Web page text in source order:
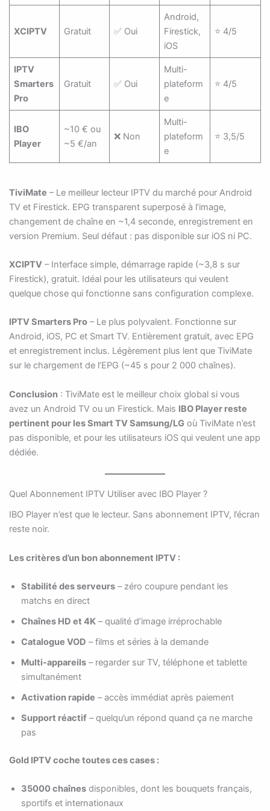
XCIPTV Gratuit ✅ Oui
Android,
Firestick,
iOS
⭐ 4/5
IPTV
Smarters
Pro
Gratuit ✅ Oui
Multi-
plateform
e
⭐ 4/5
IBO
Player
~10 € ou
~5 €/an
❌ Non
Multi-
plateform
e
⭐ 3,5/5
TiviMate – Le meilleur lecteur IPTV du marché pour Android
TV et Firestick. EPG transparent superposé à l’image,
changement de chaîne en ~1,4 seconde, enregistrement en
version Premium. Seul défaut : pas disponible sur iOS ni PC.
XCIPTV– Interface simple, démarrage rapide (~3,8 s sur
Firestick), gratuit. Idéal pour les utilisateurs qui veulent
quelque chose qui fonctionne sans configuration complexe.
IPTV Smarters Pro– Le plus polyvalent. Fonctionne sur
Android, iOS, PC et Smart TV. Entièrement gratuit, avec EPG
et enregistrement inclus. Légèrement plus lent que TiviMate
sur le chargement de l’EPG (~45 s pour 2 000 chaînes).
Conclusion: TiviMate est le meilleur choix global si vous
avez un Android TV ou un Firestick. Mais IBO Player reste
pertinent pour les Smart TV Samsung/LGoù TiviMate n’est
pas disponible, et pour les utilisateurs iOS qui veulent une app
dédiée.
Quel Abonnement IPTV Utiliser avec IBO Player ?
IBO Player n’est que le lecteur. Sans abonnement IPTV, l’écran
reste noir.
Les critères d’un bon abonnement IPTV :
Stabilité des serveurs– zéro coupure pendant les
matchs en direct
Chaînes HD et 4K– qualité d’image irréprochable
Catalogue VOD – films et séries à la demande
Multi-appareils– regarder sur TV, téléphone et tablette
simultanément
Activation rapide – accès immédiat après paiement
Support réactif– quelqu’un répond quand ça ne marche
pas
Gold IPTV coche toutes ces cases :
35000 chaînesdisponibles, dont les bouquets français,
sportifs et internationaux